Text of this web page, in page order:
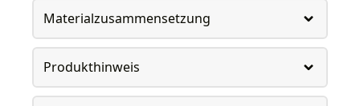
Materialzusammensetzung
Produkthinweis